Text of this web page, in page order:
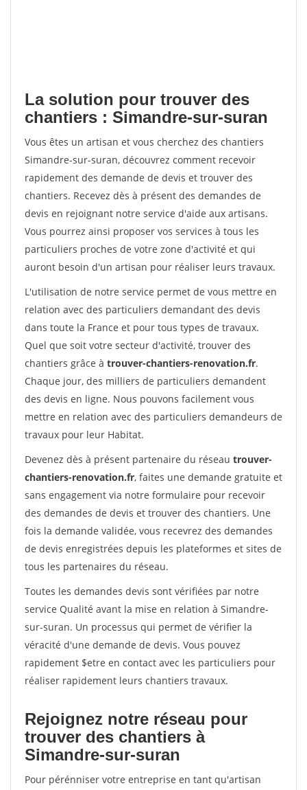
La solution pour trouver des
chantiers : Simandre-sur-suran
Vous êtes un artisan et vous cherchez des chantiers
Simandre-sur-suran, découvrez comment recevoir
rapidement des demande de devis et trouver des
chantiers. Recevez dès à présent des demandes de
devis en rejoignant notre service d'aide aux artisans.
Vous pourrez ainsi proposer vos services à tous les
particuliers proches de votre zone d'activité et qui
auront besoin d'un artisan pour réaliser leurs travaux.
L'utilisation de notre service permet de vous mettre en
relation avec des particuliers demandant des devis
dans toute la France et pour tous types de travaux.
Quel que soit votre secteur d'activité, trouver des
chantiers grâce à trouver-chantiers-renovation.fr.
Chaque jour, des milliers de particuliers demandent
des devis en ligne. Nous pouvons facilement vous
mettre en relation avec des particuliers demandeurs de
travaux pour leur Habitat.
Devenez dès à présent partenaire du réseau trouver-
chantiers-renovation.fr, faites une demande gratuite et
sans engagement via notre formulaire pour recevoir
des demandes de devis et trouver des chantiers. Une
fois la demande validée, vous recevrez des demandes
de devis enregistrées depuis les plateformes et sites de
tous les partenaires du réseau.
Toutes les demandes devis sont vérifiées par notre
service Qualité avant la mise en relation à Simandre-
sur-suran. Un processus qui permet de vérifier la
véracité d'une demande de devis. Vous pouvez
rapidement $etre en contact avec les particuliers pour
réaliser rapidement leurs chantiers travaux.
Rejoignez notre réseau pour
trouver des chantiers à
Simandre-sur-suran
Pour pérénniser votre entreprise en tant qu'artisan